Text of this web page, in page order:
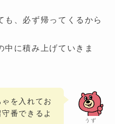
も、必ず帰ってくるから
中に積み上げていきま
うず
を入れてお
番できるよ